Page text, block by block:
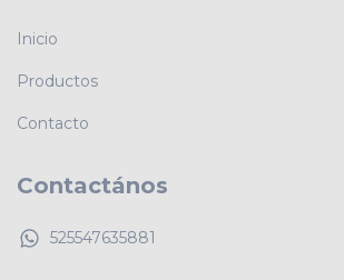
Inicio
Productos
Contacto
Contactános
525547635881